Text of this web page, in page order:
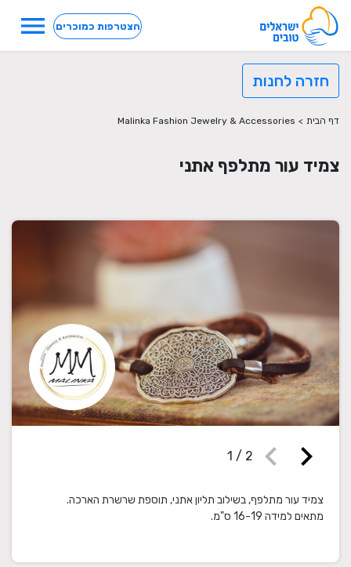
הצטרפות כמוכרים menu
חזרה לחנות
דף הבית >
Malinka Fashion Jewelry & Accessories
צמיד עור מתלפף אתני
chevron_right
chevron_left
1 / 2
מתאים למידה 16-19 ס"מ.